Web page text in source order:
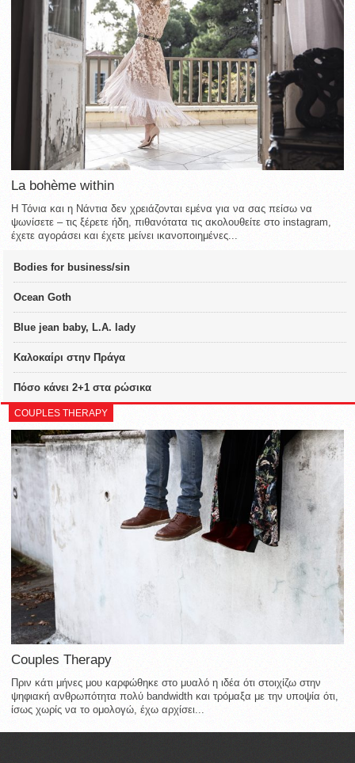
La bohème within
Η Τόνια και η Νάντια δεν χρειάζονται εμένα για να σας πείσω να
ψωνίσετε – τις ξέρετε ήδη, πιθανότατα τις ακολουθείτε στο instagram,
έχετε αγοράσει και έχετε μείνει ικανοποιημένες...
Bodies for business/sin
Ocean Goth
Blue jean baby, L.A. lady
Καλοκαίρι στην Πράγα
Πόσο κάνει 2+1 στα ρώσικα
COUPLES THERAPY
Couples Therapy
Πριν κάτι μήνες μου καρφώθηκε στο μυαλό η ιδέα ότι στοιχίζω στην
ψηφιακή ανθρωπότητα πολύ bandwidth και τρόμαξα με την υποψία ότι,
ίσως χωρίς να το ομολογώ, έχω αρχίσει...